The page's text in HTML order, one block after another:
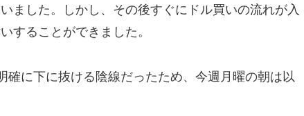
ました。しかし、その後すぐにドル買いの流れが入
することができました。
に下に抜ける陰線だったため、今週月曜の朝は以